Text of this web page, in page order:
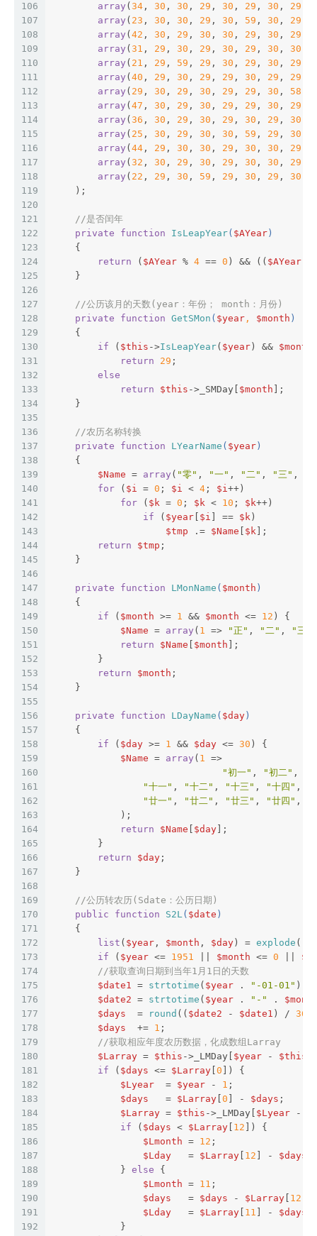
106
107
108
109
110
111
112
113
114
115
116
117
118
119
120
121
122
123
124
125
126
127
128
129
130
131
132
133
134
135
136
137
138
139
140
141
142
143
144
145
146
147
148
149
150
151
152
153
154
155
156
157
158
159
160
161
162
163
164
165
166
167
168
169
170
171
172
173
174
175
176
177
178
179
180
181
182
183
184
185
186
187
188
189
190
191
192
array ( 34 , 30 , 30 , 29 , 30 , 29 , 30 , 29
array ( 23 , 30 , 30 , 29 , 30 , 59 , 30 , 29
array ( 42 , 30 , 29 , 30 , 30 , 29 , 30 , 29
array ( 31 , 29 , 30 , 29 , 30 , 29 , 30 , 30
array ( 21 , 29 , 59 , 29 , 30 , 29 , 30 , 29
array ( 40 , 29 , 30 , 29 , 29 , 30 , 29 , 29
array ( 29 , 30 , 29 , 30 , 29 , 29 , 30 , 58
array ( 47 , 30 , 29 , 30 , 29 , 29 , 30 , 29
array ( 36 , 30 , 29 , 30 , 29 , 30 , 29 , 30
array ( 25 , 30 , 29 , 30 , 30 , 59 , 29 , 30
array ( 44 , 29 , 30 , 30 , 29 , 30 , 30 , 29
array ( 32 , 30 , 29 , 30 , 29 , 30 , 30 , 29
array ( 22 , 29 , 30 , 59 , 29 , 30 , 29 , 30
    );
//是否闰年
private
function IsLeapYear( $AYear )
{
return ( $AYear % 4 == 0 ) && (( $AYear
    }
//公历该月的天数(year：年份； month：月份)
private
function GetSMon ( $year , $month )
{
if ( $this ->IsLeapYear( $year ) && $month
return
29 ;
else
return
$this ->_SMDay[ $month ];
    }
//农历名称转换
private
function LYearName ( $year )
{
$Name = array ( "零" , "一" , "二" , "三" ,
for ( $i = 0 ; $i < 4 ; $i++)
for ( $k = 0 ; $k < 10 ; $k++)
if ( $year $i ] == $k )
$tmp .= $Name $k ];
return
$tmp ;
    }
private function LMonName ( $month )
{
if ( $month >= 1 && $month <= 12 ) {
$Name = array ( 1 => "正" , "二" , "三"
return
$Name $month ];
        }
return
$month ;
    }
private function LDayName ( $day )
{
if ( $day >= 1 && $day <= 30 ) {
$Name = array ( 1 =>
"初一" , "初二" ,
"十一" , "十二" , "十三" , "十四" ,
"廿一" , "廿二" , "廿三" , "廿四" ,
            );
return
$Name $day ];
        }
return
$day ;
    }
//公历转农历(Sdate：公历日期)
public
function S2L( $date )
{
list ( $year , $month , $day ) = explode (
if ( $year <= 1951 $month <= 0
//获取查询日期到当年1月1日的天数
$date1 = strtotime ( $year . "-01-01" );
$date2 = strtotime ( $year . "-" .
$days
  =
round (( $date2 - $date1 ) /
$days
  +=
1 ;
//获取相应年度农历数据，化成数组Larray
$Larray = $this ->_LMDay[ $year - $this
if ( $days <= $Larray 0 ]) {
$Lyear
  =
$year - 1 ;
$days
   =
$Larray 0 ] - $days ;
$Larray = $this ->_LMDay[ $Lyear -
if ( $days < $Larray 12 ]) {
$Lmonth = 12 ;
$Lday
   =
$Larray 12 ] - $days
            }
else {
$Lmonth = 11 ;
$days
   =
$days - $Larray 12
$Lday
   =
$Larray 11 ] - $days
            }